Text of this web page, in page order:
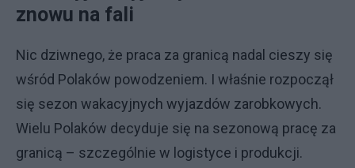
znowu na fali
Nic dziwnego, że praca za granicą nadal cieszy się
wśród Polaków powodzeniem. I właśnie rozpoczął
się sezon wakacyjnych wyjazdów zarobkowych.
Wielu Polaków decyduje się na sezonową pracę za
granicą – szczególnie w logistyce i produkcji.